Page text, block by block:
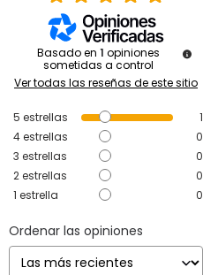
Basado en 1 opiniones
sometidas a control
Ver todas las reseñas de este sitio
5 estrellas
1
4estrellas
0
3 estrellas
0
2estrellas
0
1 estrella 0
Ordenar las opiniones